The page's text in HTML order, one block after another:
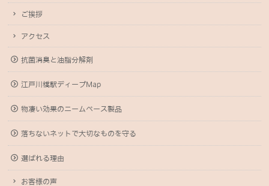
ご挨拶
アクセス
抗菌消臭と油脂分解剤
江戸川橋駅ディープMap
物凄い効果のニームベース製品
落ちないネットで大切なものを守る
選ばれる理由
お客様の声